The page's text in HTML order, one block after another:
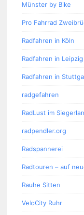
Münster by Bike
Pro Fahrrad
Radfahren in Köln
Radfahren in Leipzig
Radfahren in
radgefahren
RadLust im
radpendler.org
Radspannerei
Radtouren – auf
Rauhe Sitten
VeloCity Ruhr